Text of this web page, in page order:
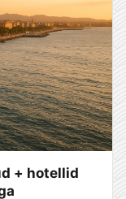
+ hotellid